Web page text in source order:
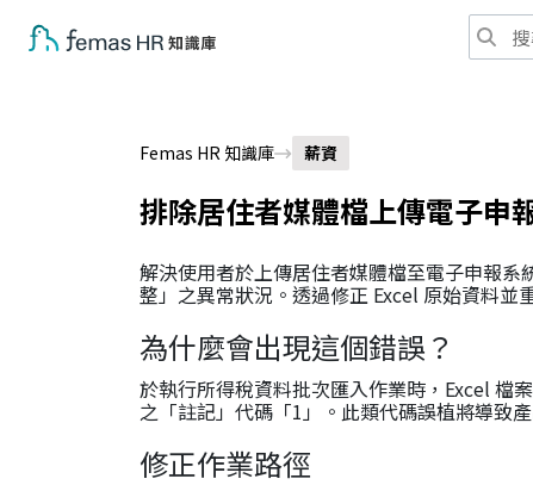
Femas HR 知識庫 薪資
排除居住者媒體檔上傳電子申
解決使用者於上傳居住者媒體檔至電子申報
整」之異常狀況。透過修正 Excel 原始資料並
為什麼會出現這個錯誤？
於執行所得稅資料批次匯入作業時，Excel 檔
之「註記」代碼「1」。此類代碼誤植將導致
修正作業路徑